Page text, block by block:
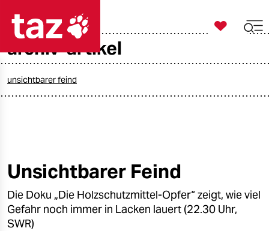
öko
gesellschaft
kultur

taz zahl ich
archiv-artikel
unsichtbarer feind
Unsichtbarer Feind
Die Doku „Die Holzschutzmittel-Opfer“ zeigt, wie viel
Gefahr noch immer in Lacken lauert (22.30 Uhr,
SWR)